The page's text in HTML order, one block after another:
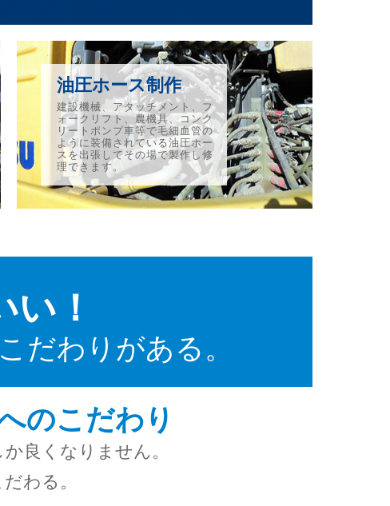
油圧ホース制作
建設機械、アタッチメント、フ
ォークリフト、農機具、コンク
リートポンプ車等で毛細血管の
ように装備されている油圧ホー
スを出張してその場で製作し修
理できます。
！
だわりがある。
のこだわり
良くなりません。
わる。